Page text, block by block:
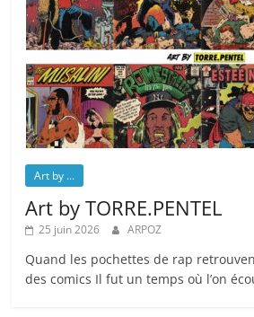
Art by ...
Art by TORRE.PENTEL
25 juin 2026 ARPOZ
Quand les pochettes de rap
des comics Il fut un temps où l’on